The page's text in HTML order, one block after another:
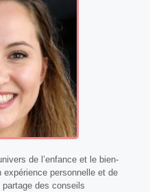
de l’enfance et le bien-
personnelle et de
des conseils